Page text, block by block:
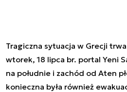
Tragiczna sytuacja w Grecji
wtorek, 18 lipca br. portal Yeni
na południe i zachód od Aten
konieczna była również